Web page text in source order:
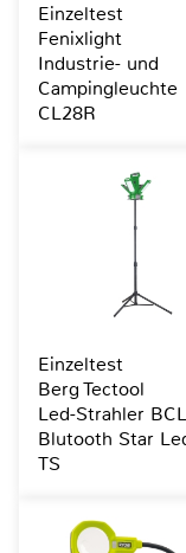
Einzeltest
Fenixlight
Industrie- und
Campingleuchte
CL28R
Einzeltest
Berg Tectool
Led-Strahler
Blutooth Star
TS